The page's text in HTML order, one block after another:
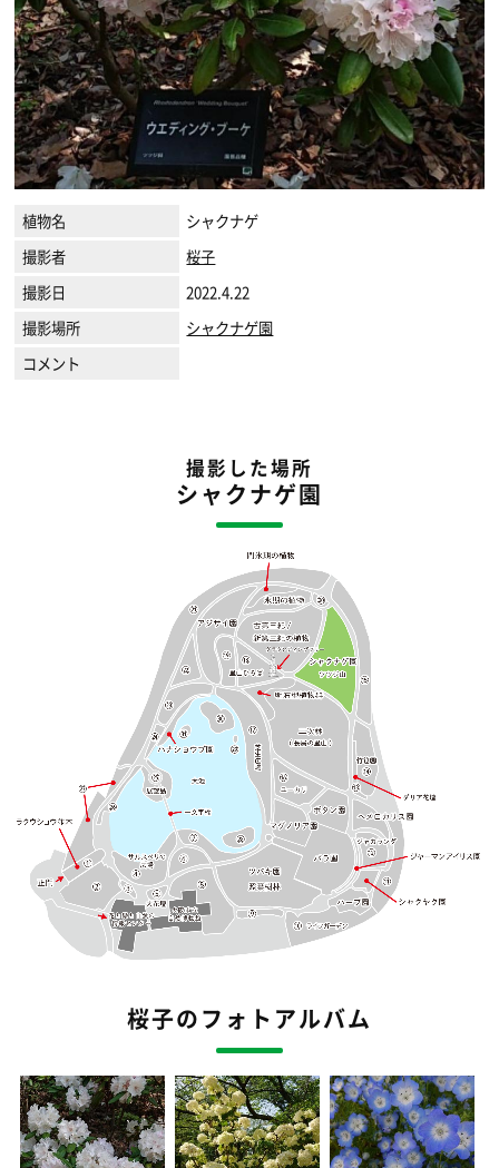
植物名
シャクナゲ
撮影者
桜子
撮影日
2022.4.22
撮影場所
シャクナゲ園
コメント
撮影した場所
シャクナゲ園
桜子のフォトアルバム